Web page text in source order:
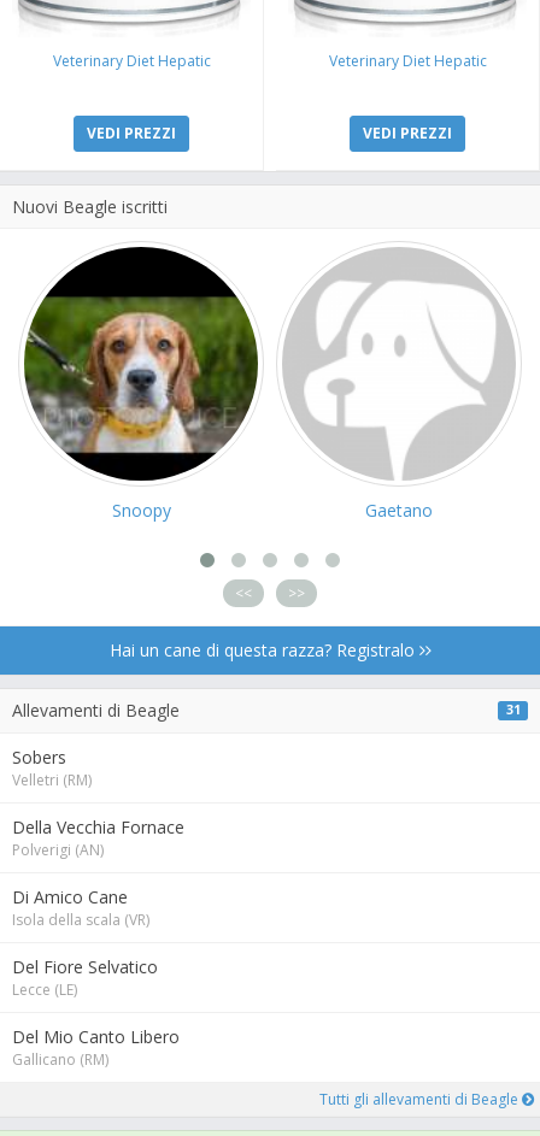
Veterinary Diet Hepatic
VEDI PREZZI
Veterinary Diet Hepatic
VEDI PREZZI
Nuovi Beagle iscritti
Snoopy Gaetano
<< >>
Hai un cane di questa razza? Registralo
Allevamenti di Beagle 31
Sobers
Velletri (RM)
Della Vecchia Fornace
Polverigi (AN)
Di Amico Cane
Isola della scala (VR)
Del Fiore Selvatico
Lecce (LE)
Del Mio Canto Libero
Gallicano (RM)
Tutti gli allevamenti di Beagle